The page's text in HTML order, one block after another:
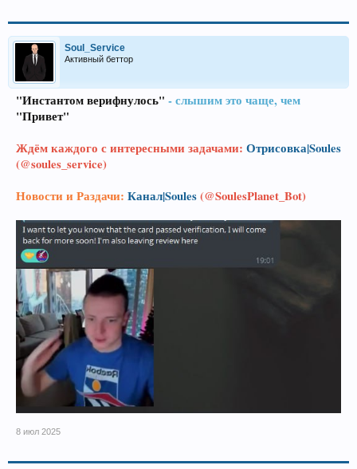
Soul_Service
Активный беттор
"Инстантом верифнулось" - слышим это чаще, чем
"Привет"
Ждём каждого с интересными задачами: Отрисовка|Soules
(@soules_service)
Новости и Раздачи: Канал|Soules(@SoulesPlanet_Bot)
8 июл 2025